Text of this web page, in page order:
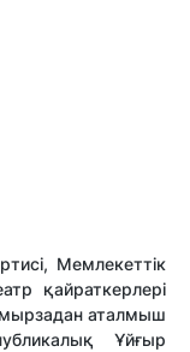
Мемлекеттік
қайраткерлері
аталмыш
Ұйғыр